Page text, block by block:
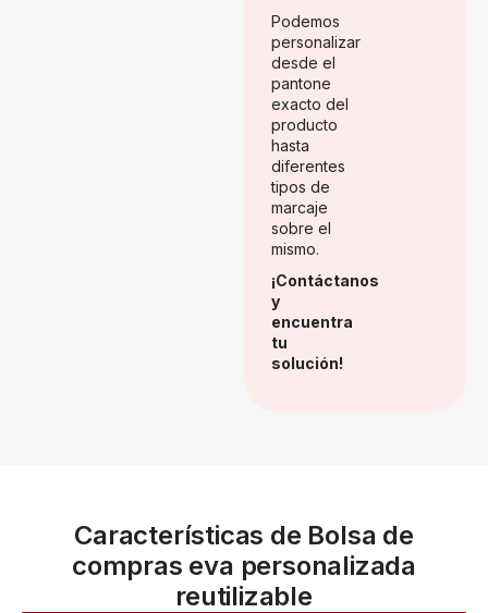
Podemos
personalizar
desde el
pantone
exacto del
producto
hasta
diferentes
tipos de
marcaje
sobre el
mismo.
¡Contáctanos
y
encuentra
tu
solución!
Características de Bolsa de
compras eva personalizada
reutilizable